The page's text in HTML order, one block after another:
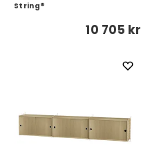
String®
10 705 kr